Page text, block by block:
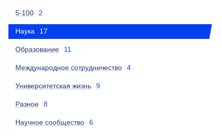
5-100 2
Наука 17
Образование 11
Международное сотрудничество 4
Университетская жизнь 9
Разное 8
Научное сообщество 6